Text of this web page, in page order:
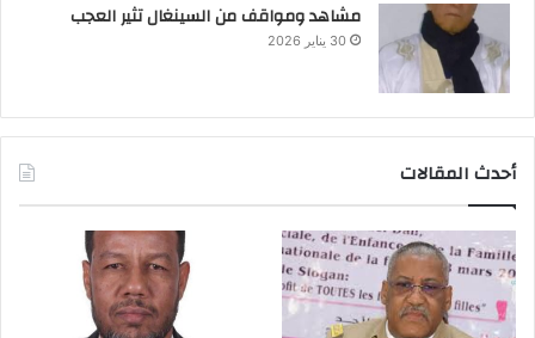
مشاهد ومواقف من السينغال تثير العجب
30 يناير 2026
أحدث المقالات